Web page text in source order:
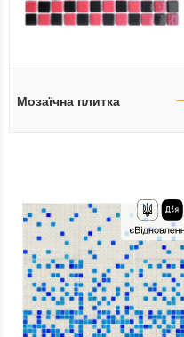
Мозаїчна плитка